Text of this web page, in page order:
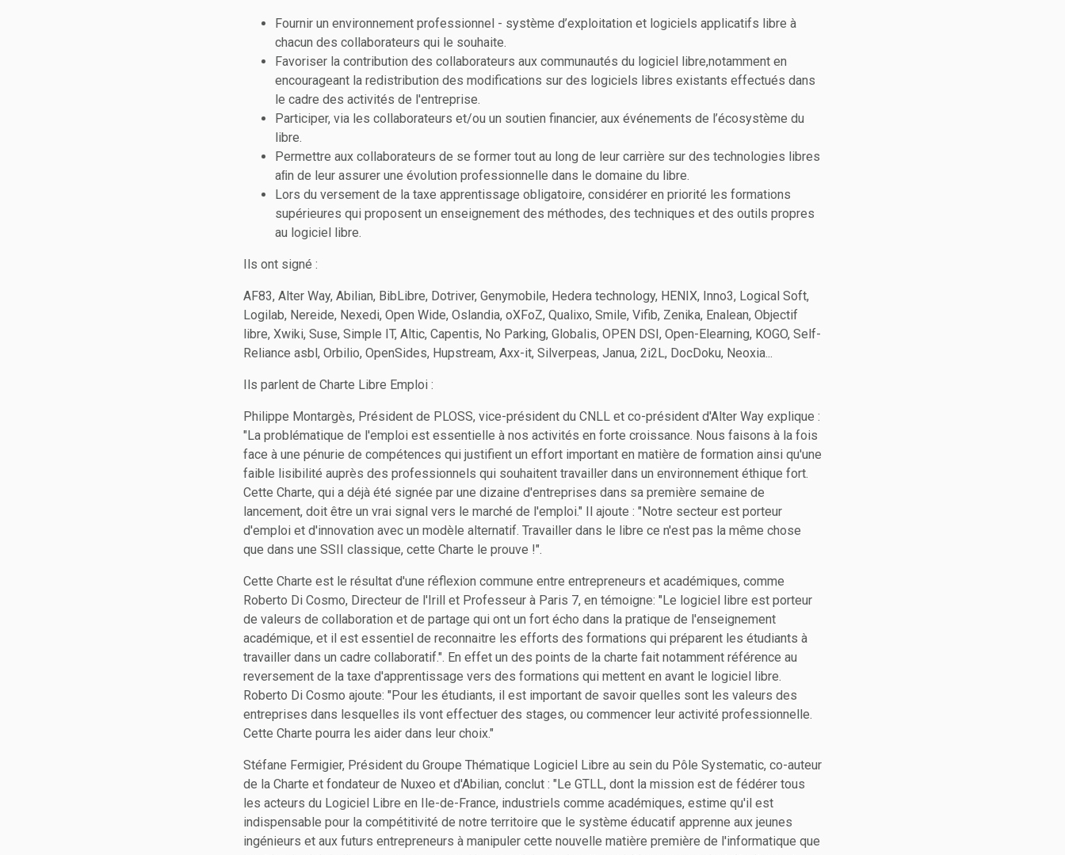
Fournir un environnement professionnel - système d’exploitation et logiciels applicatifs libre à
chacun des collaborateurs qui le souhaite.
Favoriser la contribution des collaborateurs aux communautés du logiciel libre,notamment en
encourageant la redistribution des modifications sur des logiciels libres existants effectués dans
le cadre des activités de l'entreprise.
Participer, via les collaborateurs et/ou un soutien financier, aux événements de l’écosystème du
libre.
Permettre aux collaborateurs de se former tout au long de leur carrière sur des technologies libres
aﬁn de leur assurer une évolution professionnelle dans le domaine du libre.
Lors du versement de la taxe apprentissage obligatoire, considérer en priorité les formations
supérieures qui proposent un enseignement des méthodes, des techniques et des outils propres
au logiciel libre.
Ils ont signé :
AF83, Alter Way, Abilian, BibLibre, Dotriver, Genymobile, Hedera technology, HENIX, Inno3, Logical Soft,
Logilab, Nereide, Nexedi, Open Wide, Oslandia, oXFoZ, Qualixo, Smile, Vifib, Zenika, Enalean, Objectif
libre, Xwiki, Suse, Simple IT, Altic, Capentis, No Parking, Globalis, OPEN DSI, Open-Elearning, KOGO, Self-
Reliance asbl, Orbilio, OpenSides, Hupstream, Axx-it, Silverpeas, Janua, 2i2L, DocDoku, Neoxia...
Ils parlent de Charte Libre Emploi :
Philippe Montargès, Président de PLOSS, vice-président du CNLL et co-président d'Alter Way explique :
"La problématique de l'emploi est essentielle à nos activités en forte croissance. Nous faisons à la fois
face à une pénurie de compétences qui justifient un effort important en matière de formation ainsi qu'une
faible lisibilité auprès des professionnels qui souhaitent travailler dans un environnement éthique fort.
Cette Charte, qui a déjà été signée par une dizaine d'entreprises dans sa première semaine de
lancement, doit être un vrai signal vers le marché de l'emploi." Il ajoute : "Notre secteur est porteur
d'emploi et d'innovation avec un modèle alternatif. Travailler dans le libre ce n'est pas la même chose
que dans une SSII classique, cette Charte le prouve !".
Cette Charte est le résultat d'une réflexion commune entre entrepreneurs et académiques, comme
Roberto Di Cosmo, Directeur de l'Irill et Professeur à Paris 7, en témoigne: "Le logiciel libre est porteur
de valeurs de collaboration et de partage qui ont un fort écho dans la pratique de l'enseignement
académique, et il est essentiel de reconnaitre les efforts des formations qui préparent les étudiants à
travailler dans un cadre collaboratif.". En effet un des points de la charte fait notamment référence au
reversement de la taxe d'apprentissage vers des formations qui mettent en avant le logiciel libre.
Roberto Di Cosmo ajoute: "Pour les étudiants, il est important de savoir quelles sont les valeurs des
entreprises dans lesquelles ils vont effectuer des stages, ou commencer leur activité professionnelle.
Cette Charte pourra les aider dans leur choix."
Stéfane Fermigier, Président du Groupe Thématique Logiciel Libre au sein du Pôle Systematic, co-auteur
de la Charte et fondateur de Nuxeo et d'Abilian, conclut : "Le GTLL, dont la mission est de fédérer tous
les acteurs du Logiciel Libre en Ile-de-France, industriels comme académiques, estime qu'il est
indispensable pour la compétitivité de notre territoire que le système éducatif apprenne aux jeunes
ingénieurs et aux futurs entrepreneurs à manipuler cette nouvelle matière première de l'informatique que